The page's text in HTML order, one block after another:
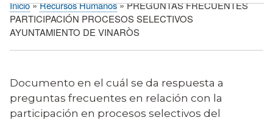
Sobrescribir
enlaces
de
a
la
navegación
Inicio Recursos Humanos PREGUNTAS FRECUENTES
PARTICIPACIÓN PROCESOS SELECTIVOS
AYUNTAMIENTO DE VINARÒS
Documento en el cuál se da respuesta a
preguntas frecuentes en relación con la
participación en procesos selectivos del